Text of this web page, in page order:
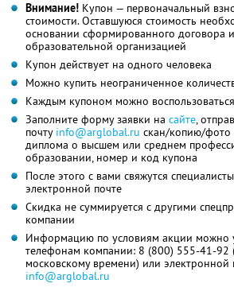
Внимание! Купон — первоначальный
стоимости. Оставшуюся стоимость
основании сформированного договора и
образовательной организацией
Купон действует на одного человека
Можно купить неограниченное
Каждым купоном можно
Заполните форму заявки на сайте,
почту info@arglobal.ru скан/копию/фото
диплома о высшем или среднем
образовании, номер и код купона
После этого с вами свяжутся
электронной почте
Скидка не суммируется с другими
компании
Информацию по условиям акции можно
телефонам компании: 8 (800) 555-41-92
московскому времени) или электронной
info@arglobal.ru